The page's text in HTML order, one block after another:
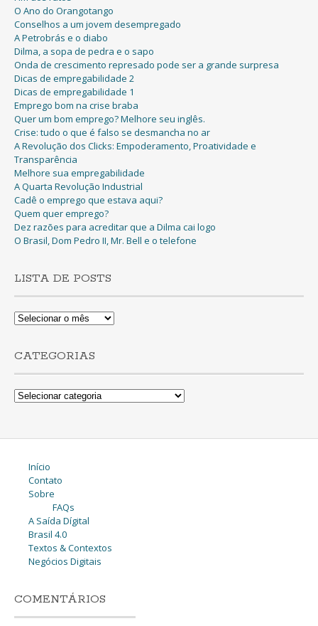
O Ano do Orangotango
Conselhos a um jovem desempregado
A Petrobrás e o diabo
Dilma, a sopa de pedra e o sapo
Onda de crescimento represado pode ser a grande surpresa
Dicas de empregabilidade 2
Dicas de empregabilidade 1
Emprego bom na crise braba
Quer um bom emprego? Melhore seu inglês.
Crise: tudo o que é falso se desmancha no ar
A Revolução dos Clicks: Empoderamento, Proatividade e
Transparência
Melhore sua empregabilidade
A Quarta Revolução Industrial
Cadê o emprego que estava aqui?
Quem quer emprego?
Dez razões para acreditar que a Dilma cai logo
O Brasil, Dom Pedro II, Mr. Bell e o telefone
LISTA DE POSTS
Lista
CATEGORIAS
Categorias
Início
Contato
Sobre
FAQs
A Saída Dígital
Brasil 4.0
Textos & Contextos
Negócios Digitais
COMENTÁRIOS